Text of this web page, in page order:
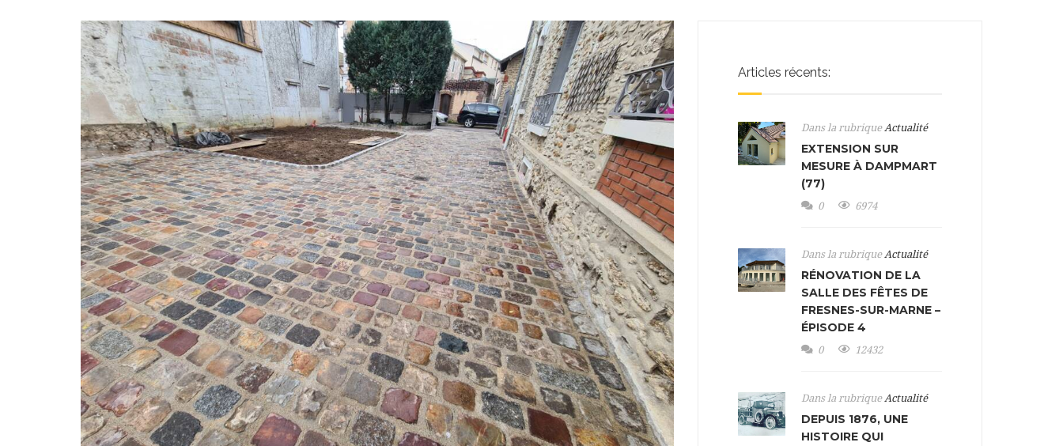
Articles récents:
Dans la rubriqueActualité
EXTENSION SUR
MESURE À DAMPMART
(77)
0 6974
Dans la rubriqueActualité
RÉNOVATION DE LA
SALLE DES FÊTES DE
FRESNES-SUR-MARNE –
ÉPISODE 4
0 12432
Dans la rubriqueActualité
DEPUIS 1876, UNE
HISTOIRE QUI